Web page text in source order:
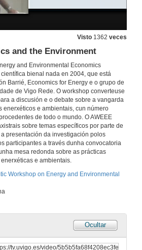
Visto 1362 veces
and the Environment
and Environmental Economics
bienal nada en 2004, que está
Barrié, Economics for Energy e o grupo de
de Vigo Rede. O workshop converteuse
a discusión e o debate sobre a vangarda
enerxéticos e ambientais, cun número
de todo o mundo. O AWEEE
sobre temas específicos por parte de
presentación da investigación polos
participantes a través dunha convocatoria
mesa redonda sobre as prácticas
e ambientais.
Workshop on Energy and Environmental
Ocultar
Intervención de Carlos Ocaña
25 de xuño de 2012
Green Fiscal Reforms, Electricity Generation and Macroeconomic Performance in the European Union. A Model-based Approach
25 de xuño de 2012
Constructing the Feem Sustainability Index: a Choquet-integral application
25 de xuño de 2012
A Demand-based Mechanism for the Enviromental Kuznets Curve